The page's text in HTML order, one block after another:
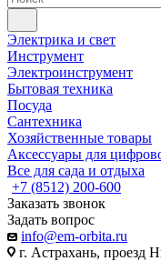
Электрика и свет
Инструмент
Электроинструмент
Бытовая техника
Посуда
Сантехника
Хозяйственные товары
Аксессуары для
Все для сада и отдыха
+7 (8512) 200-600
Заказать звонок
Задать вопрос
info@em-orbita.ru
г. Астрахань, проезд